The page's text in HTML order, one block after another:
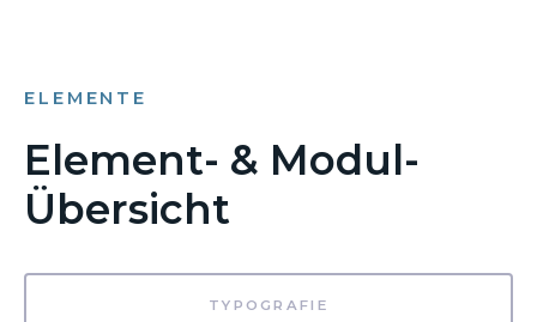
ELEMENTE
Element- & Modul-
Übersicht
TYPOGRAFIE